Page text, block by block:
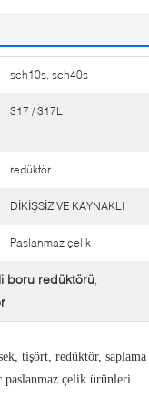
sch10s, sch40s
317 / 317L
redüktör
DİKİŞSİZ VE KAYNAKLI
Paslanmaz çelik
boru redüktörü,
tişört, redüktör, saplama
paslanmaz çelik ürünleri